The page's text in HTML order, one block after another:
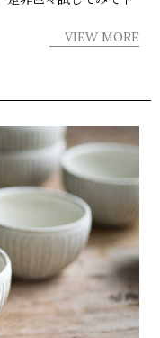
VIEW MORE